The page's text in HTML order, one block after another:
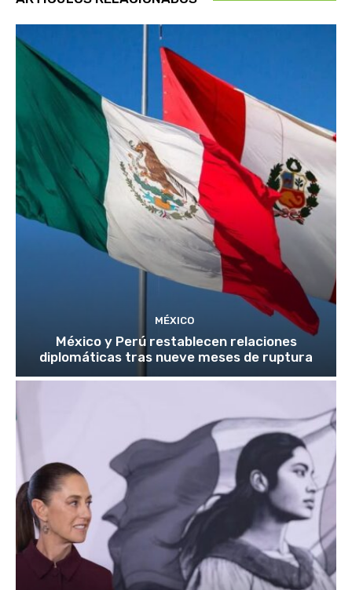
MÉXICO
México y Perú restablecen relaciones
diplomáticas tras nueve meses de ruptura